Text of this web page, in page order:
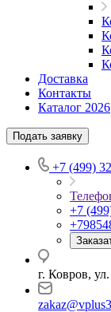
Доставка
Контакты
Каталог 2026
Подать заявку
+7 (499)
+7
г. Ковров,